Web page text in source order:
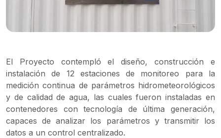
El Proyecto contempló el diseño, construcción e
instalación de 12 estaciones de monitoreo para la
medición continua de parámetros hidrometeorológicos
y de calidad de agua, las cuales fueron instaladas en
contenedores con tecnología de última generación,
capaces de analizar los parámetros y transmitir los
datos a un control centralizado.